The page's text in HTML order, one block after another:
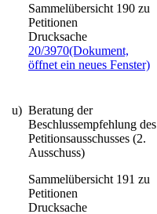
Sammelübersicht 190 zu
Petitionen
Drucksache
20/3970(Dokument,
öffnet ein neues Fenster)
u) Beratung der
Beschlussempfehlung des
Petitionsausschusses (2.
Ausschuss)
Sammelübersicht 191 zu
Petitionen
Drucksache